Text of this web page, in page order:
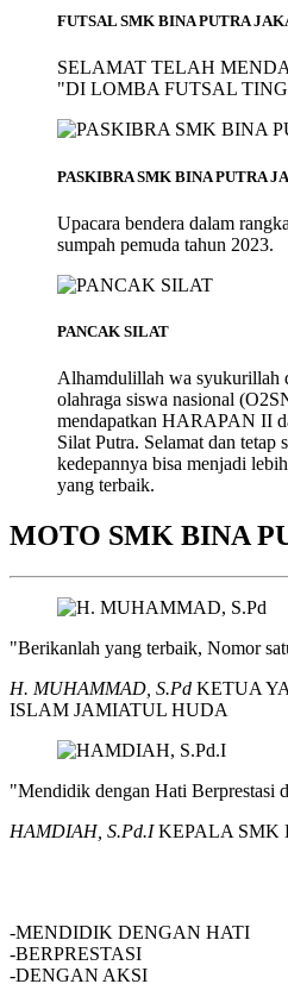
FUTSAL SMK BINA PUTRA
SELAMAT TELAH
"DI LOMBA FUTSAL
PASKIBRA SMK BINA PUTRA
Upacara bendera dalam
sumpah pemuda tahun 2023.
PANCAK SILAT
Alhamdulillah wa syukurillah
olahraga siswa nasional
mendapatkan HARAPAN II
Silat Putra. Selamat dan tetap
kedepannya bisa menjadi
yang terbaik.
MOTO SMK BINA
"Berikanlah yang terbaik, Nomor
H. MUHAMMAD, S.Pd KETUA
ISLAM JAMIATUL HUDA
"Mendidik dengan Hati Berprestasi
HAMDIAH, S.Pd.IKEPALA SMK
-MENDIDIK DENGAN HATI
-BERPRESTASI
-DENGAN AKSI